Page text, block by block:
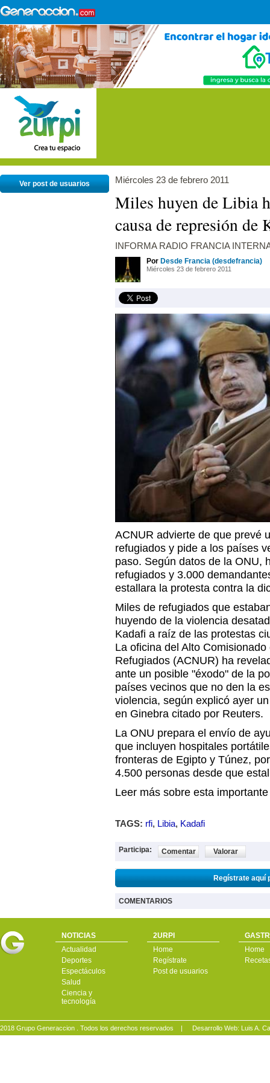
Ver post de usuarios Miércoles 23 de febrero 2011
Miles huyen de Libia
causa de represión de
INFORMA RADIO FRANCIA
Por Desde Francia (desdefrancia)
Miércoles 23 de febrero 2011
ACNUR advierte de que prevé
refugiados y pide a los países
paso. Según datos de la ONU,
refugiados y 3.000
estallara la protesta contra la
Miles de refugiados que
huyendo de la violencia
Kadafi a raíz de las protestas
La oficina del Alto
Refugiados (ACNUR) ha
ante un posible "éxodo" de la
países vecinos que no den la
violencia, según explicó ayer
en Ginebra citado por Reuters.
La ONU prepara el envío de
que incluyen hospitales
fronteras de Egipto y Túnez,
4.500 personas desde que
Leer más sobre esta
TAGS: rfi, Libia, Kadafi
Participa: Comentar Valorar
Regístrate aquí
COMENTARIOS
NOTICIAS
Actualidad
Deportes
Espectáculos
Salud
Ciencia y
tecnología
2URPI
Home
Regístrate
Post de usuarios
Home
2018 Grupo Generaccion . Todos los derechos reservados | Desarrollo Web: Luis